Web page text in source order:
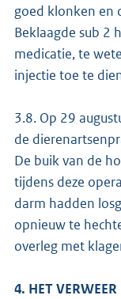
goed klonken en
Beklaagde sub 2
medicatie, te
injectie toe te
3.8. Op 29
de
De buik van de
tijdens deze
darm hadden
opnieuw te
overleg met
4. HET VERWEER